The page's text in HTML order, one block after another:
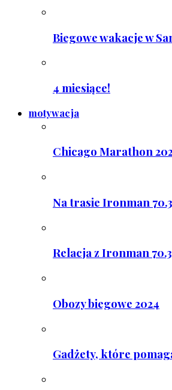
Biegowe wakacje w
4 miesiące!
motywacja
Chicago Marathon
Na trasie Ironman
Relacja z Ironman
Obozy biegowe 2024
Gadżety, które